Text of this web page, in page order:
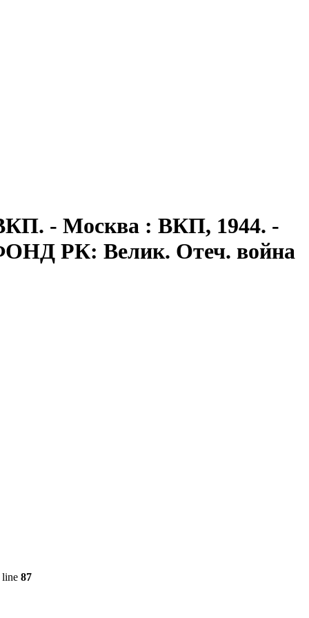
- Москва : ВКП, 1944. -
ФОНД РК: Велик. Отеч. война
line 87